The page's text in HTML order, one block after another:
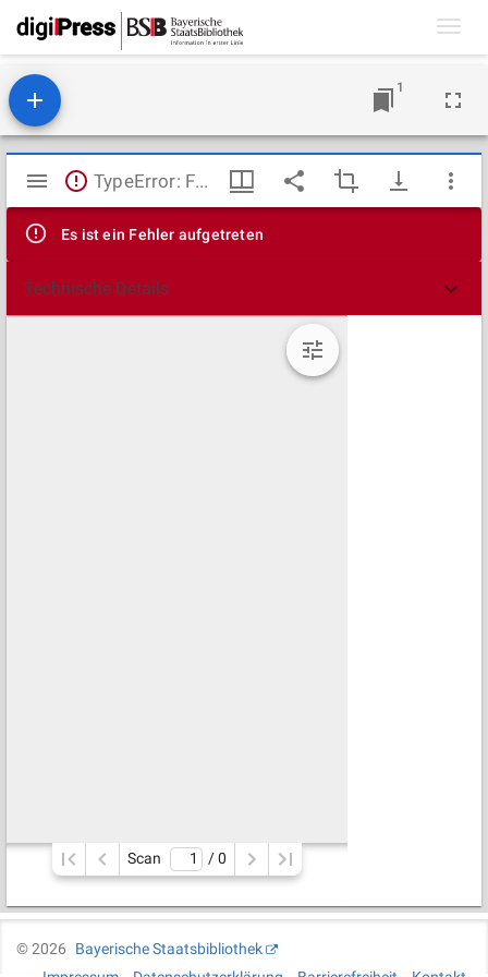
1
Mirador
Viewer
TypeError: Failed to fetch
Es ist ein Fehler aufgetreten
Technische Details
Scan / 0
©2026
Bayerische Staatsbibliothek